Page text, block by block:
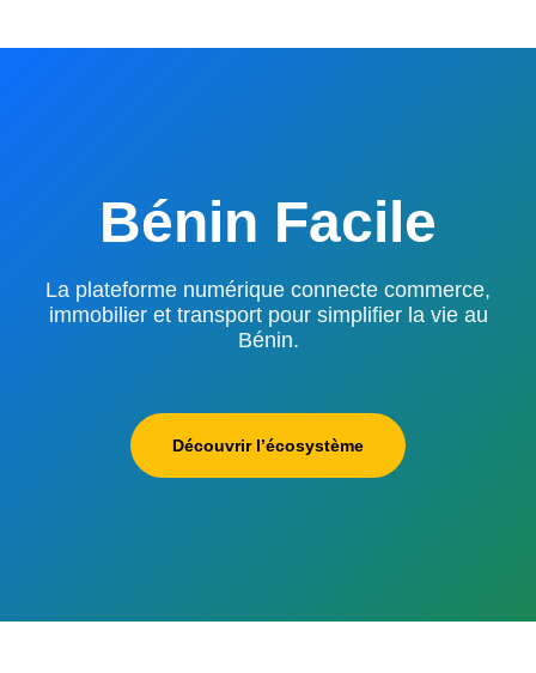
Bénin Facile
La plateforme numérique connecte commerce,
immobilier et transport pour simplifier la vie au
Bénin.
Découvrir l’écosystème